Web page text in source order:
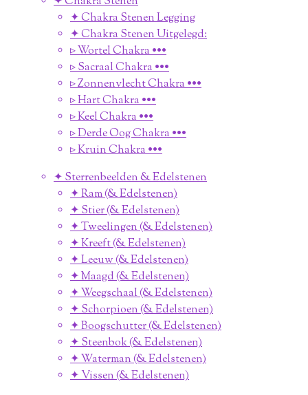
✦ Chakra Stenen Legging
✦ Chakra Stenen Uitgelegd:
▹ Wortel Chakra •••
▹ Sacraal Chakra •••
▹ Zonnenvlecht Chakra •••
▹ Hart Chakra •••
▹ Keel Chakra •••
▹ Derde Oog Chakra •••
▹ Kruin Chakra •••
✦ Sterrenbeelden & Edelstenen
✦ Ram (& Edelstenen)
✦ Stier (& Edelstenen)
✦ Tweelingen (& Edelstenen)
✦ Kreeft (& Edelstenen)
✦ Leeuw (& Edelstenen)
✦ Maagd (& Edelstenen)
✦ Weegschaal (& Edelstenen)
✦ Schorpioen (& Edelstenen)
✦ Boogschutter (& Edelstenen)
✦ Steenbok (& Edelstenen)
✦ Waterman (& Edelstenen)
✦ Vissen (& Edelstenen)